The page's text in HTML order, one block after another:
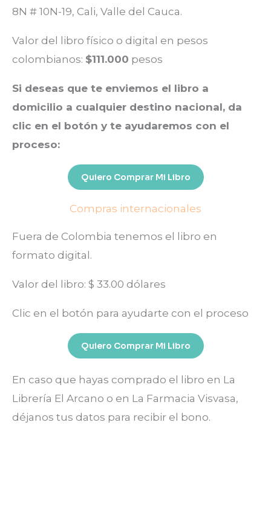
8N # 10N-19, Cali, Valle del Cauca.
Valor del libro físico o digital en pesos
colombianos: $111.000 pesos
Si deseas que te enviemos el libro a
domicilio a cualquier destino nacional, da
clic en el botón y te ayudaremos con el
proceso:
Quiero Comprar Mi Libro
Compras internacionales
Fuera de Colombia tenemos el libro en
formato digital.
Valor del libro: $ 33.00 dólares
Clic en el botón para ayudarte con el proceso
Quiero Comprar Mi Libro
En caso que hayas comprado el libro en La
Librería El Arcano o en La Farmacia Visvasa,
déjanos tus datos para recibir el bono.